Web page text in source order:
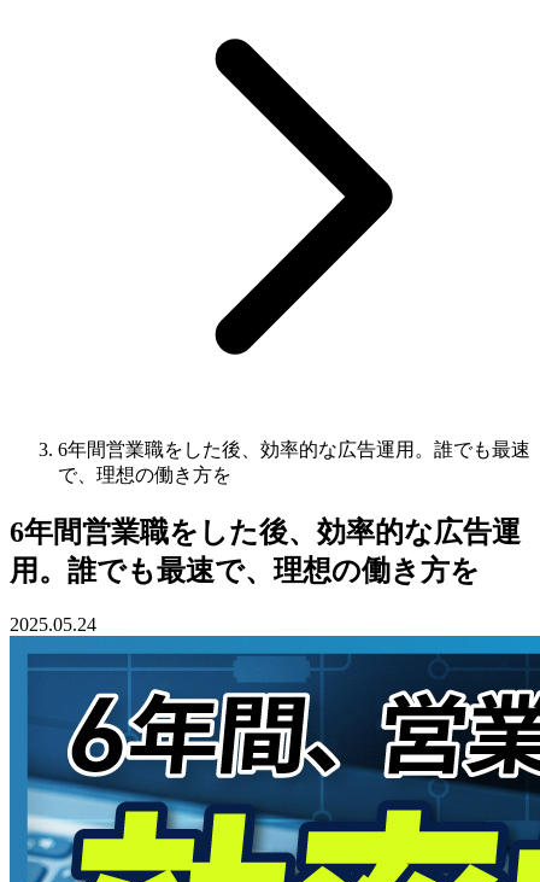
6年間営業職をした後、効率的な広告運用。誰でも最速
で、理想の働き方を
6年間営業職をした後、効率的な広告運
用。誰でも最速で、理想の働き方を
2025.05.24